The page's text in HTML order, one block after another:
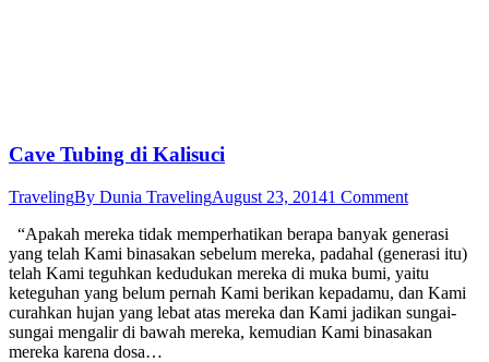
Cave Tubing di Kalisuci
TravelingBy Dunia TravelingAugust 23, 20141 Comment
“Apakah mereka tidak memperhatikan berapa banyak generasi
yang telah Kami binasakan sebelum mereka, padahal (generasi itu)
telah Kami teguhkan kedudukan mereka di muka bumi, yaitu
keteguhan yang belum pernah Kami berikan kepadamu, dan Kami
curahkan hujan yang lebat atas mereka dan Kami jadikan sungai-
sungai mengalir di bawah mereka, kemudian Kami binasakan
mereka karena dosa…